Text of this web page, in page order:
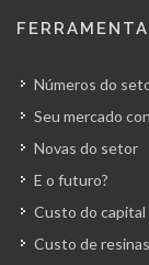
Números do
Seu mercado
Novas do setor
E o futuro?
Custo do capital
Custo de resinas